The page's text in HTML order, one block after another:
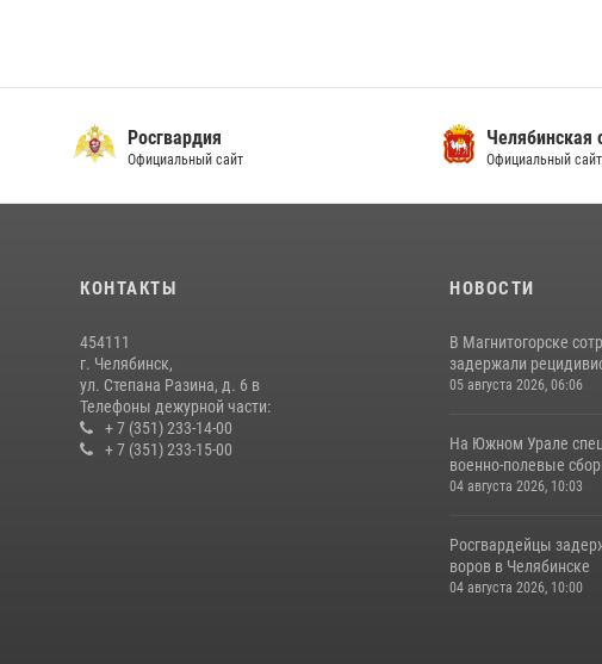
Росгвардия
Официальный сайт
Челябинская
Официальный
КОНТАКТЫ
454111
г. Челябинск,
ул. Степана Разина, д. 6 в
Телефоны дежурной части:
+ 7 (351) 233-14-00
+ 7 (351) 233-15-00
НОВОСТИ
В Магнитогорске
задержали
05 августа 2026, 06:06
На Южном Урале
военно-полевые
04 августа 2026, 10:03
Росгвардейцы
воров в Челябинске
04 августа 2026, 10:00